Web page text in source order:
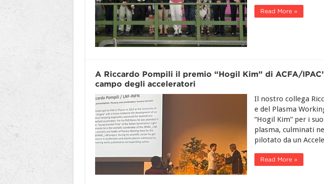
Read More »
A Riccardo Pompili il premio “Hogil Kim” di ACFA/
campo degli acceleratori
Il nostro collega
e del Plasma
“Hogil Kim” per i
plasma, culminati
pilotato da un
Read More »